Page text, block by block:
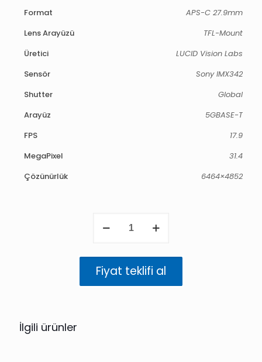
Format
APS-C 27.9mm
Lens Arayüzü
TFL-Mount
Üretici
LUCID Vision Labs
Sensör
Sony IMX342
Shutter
Global
Arayüz
5GBASE-T
FPS
17.9
MegaPixel
31.4
Çözünürlük
6464×4852
5GigE
(IMX342)
TFL
Fiyat teklifi al
İlgili ürünler